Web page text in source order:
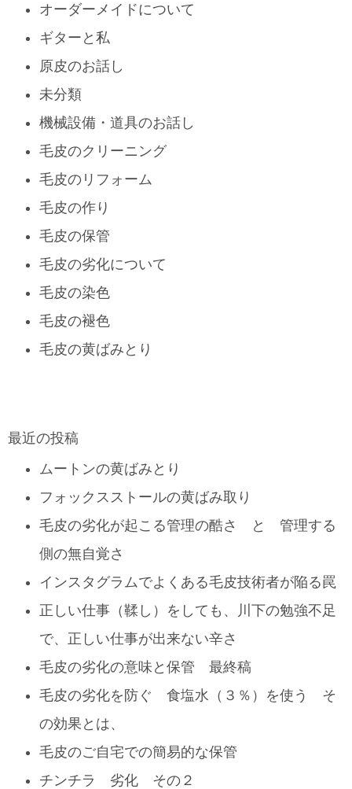
オーダーメイドについて
ギターと私
原皮のお話し
未分類
機械設備・道具のお話し
毛皮のクリーニング
毛皮のリフォーム
毛皮の作り
毛皮の保管
毛皮の劣化について
毛皮の染色
毛皮の褪色
毛皮の黄ばみとり
最近の投稿
ムートンの黄ばみとり
フォックスストールの黄ばみ取り
毛皮の劣化が起こる管理の酷さ と 管理する
側の無自覚さ
インスタグラムでよくある毛皮技術者が陥る罠
正しい仕事（鞣し）をしても、川下の勉強不足
で、正しい仕事が出来ない辛さ
毛皮の劣化の意味と保管 最終稿
毛皮の劣化を防ぐ 食塩水（３％）を使う そ
の効果とは、
毛皮のご自宅での簡易的な保管
チンチラ 劣化 その２